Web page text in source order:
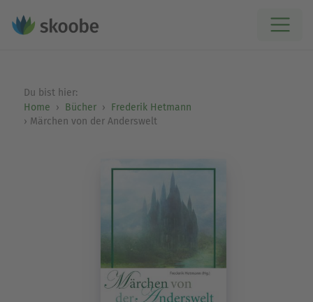
Du bist hier:
Home
Bücher
Frederik Hetmann
Märchen von der Anderswelt